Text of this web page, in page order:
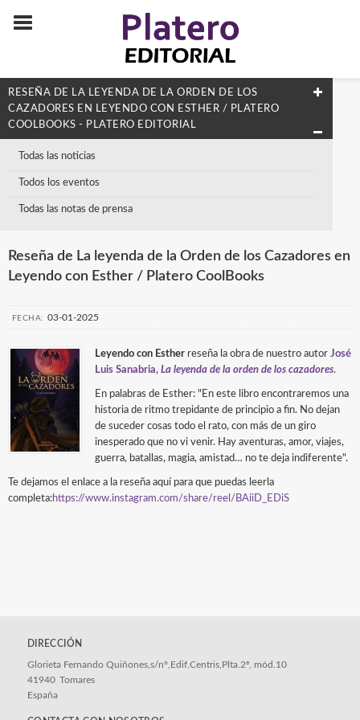
RESEÑA DE LA LEYENDA DE LA ORDEN DE LOS
CAZADORES EN LEYENDO CON ESTHER / PLATERO
COOLBOOKS - PLATERO EDITORIAL
Todas las noticias
Todos los eventos
Todas las notas de prensa
Reseña de La leyenda de la Orden de los Cazadores en
Leyendo con Esther / Platero CoolBooks
FECHA: 03-01-2025
Leyendo con Estherreseña la obra de nuestro autor José
Luis Sanabria, La leyenda de la orden de los cazadores.
En palabras de Esther: "En este libro encontraremos una
historia de ritmo trepidante de principio a fin. No dejan
de suceder cosas todo el rato, con más de un giro
inesperado que no vi venir. Hay aventuras, amor, viajes,
guerra, batallas, magia, amistad… no te deja indiferente".
Te dejamos el enlace a la reseña aquí para que puedas leerla
completa:https://www.instagram.com/share/reel/BAiiD_EDiS
DIRECCIÓN
Glorieta Fernando Quiñones,s/nº,Edif.Centris,Plta.2ª, mód.10
41940 Tomares
España